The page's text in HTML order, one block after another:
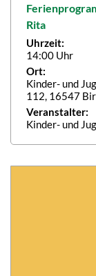
Rita
Uhrzeit:
14:00 Uhr
Ort:
Kinder- und
112, 16547
Veranstalter:
Kinder- und